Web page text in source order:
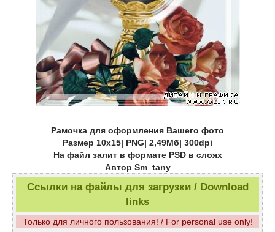
Рамочка для оформления Вашего фото
Размер 10х15| PNG| 2,49Мб| 300dpi
На файл залит в формате PSD в слоях
Автор Sm_tany
Ссылки на файлы для загрузки / Download
links
Только для личного пользования! / For personal use only!